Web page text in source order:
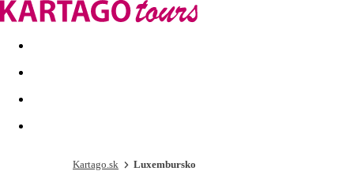
Last minute Dovolenkové kluby
Kartago.sk Luxembursko